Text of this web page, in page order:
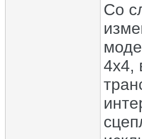
Со
4x4,